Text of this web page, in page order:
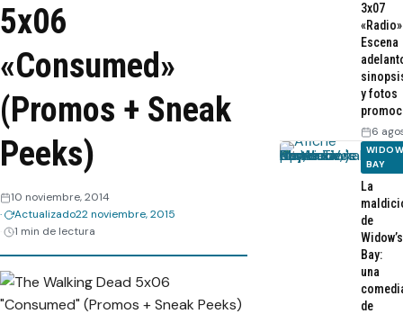
Streaming
Recomendaciones
Webisodios
5x06
«Consumed»
(Promos + Sneak
Peeks)
10 noviembre, 2014
Actualizado22 noviembre, 2015
1 min de lectura
3x07
Escena
y fotos
6
BAY
La
de
Widow’s
Bay:
una
de